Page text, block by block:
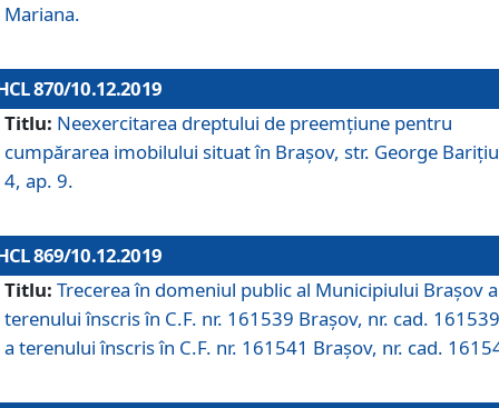
Mariana.
870/10.12.2019
Titlu: Neexercitarea dreptului de preemţiune pentru
cumpărarea imobilului situat în Braşov, str. George
4, ap. 9.
869/10.12.2019
Titlu: Trecerea în domeniul public al Municipiului Braşov a
terenului înscris în C.F. nr. 161539 Brașov, nr. cad.
a terenului înscris în C.F. nr. 161541 Brașov, nr. cad.